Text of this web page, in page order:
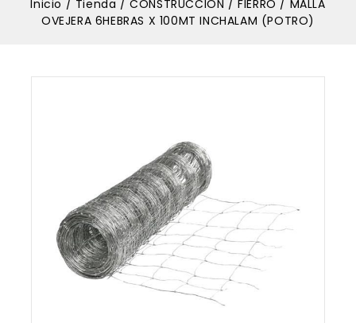
Inicio / Tienda / CONSTRUCCION / FIERRO / MALLA
OVEJERA 6HEBRAS X 100MT INCHALAM (POTRO)